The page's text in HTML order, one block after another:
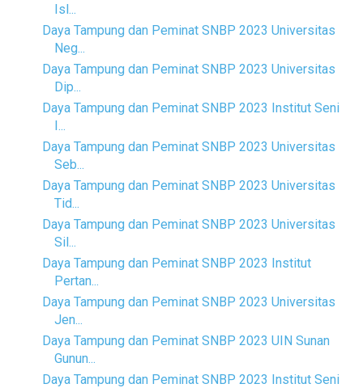
Isl...
Daya Tampung dan Peminat SNBP 2023 Universitas
Neg...
Daya Tampung dan Peminat SNBP 2023 Universitas
Dip...
Daya Tampung dan Peminat SNBP 2023 Institut Seni
I...
Daya Tampung dan Peminat SNBP 2023 Universitas
Seb...
Daya Tampung dan Peminat SNBP 2023 Universitas
Tid...
Daya Tampung dan Peminat SNBP 2023 Universitas
Sil...
Daya Tampung dan Peminat SNBP 2023 Institut
Pertan...
Daya Tampung dan Peminat SNBP 2023 Universitas
Jen...
Daya Tampung dan Peminat SNBP 2023 UIN Sunan
Gunun...
Daya Tampung dan Peminat SNBP 2023 Institut Seni